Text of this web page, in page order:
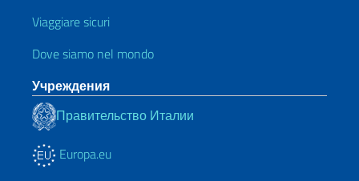
Viaggiare sicuri
Dove siamo nel mondo
Учреждения
Правительство Италии
Europa.eu